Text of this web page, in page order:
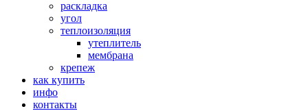
раскладка
угол
теплоизоляция
утеплитель
мембрана
крепеж
как купить
инфо
контакты